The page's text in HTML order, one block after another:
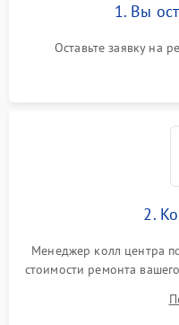
1. Вы
Оставьте заявку на
2.
Менеджер колл центра
стоимости ремонта